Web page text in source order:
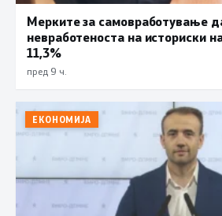
Мерките за самовработување
невработеноста на историски
11,3%
пред 9 ч.
ЕКОНОМИЈА